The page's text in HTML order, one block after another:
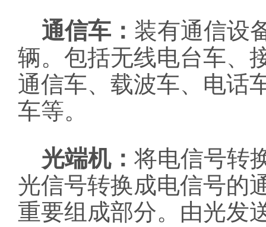
通信车： 装有通信设
辆。包括无线电台车、
通信车、载波车、电话
车等。
光端机： 将电信号转
光信号转换成电信号的
重要组成部分。由光发